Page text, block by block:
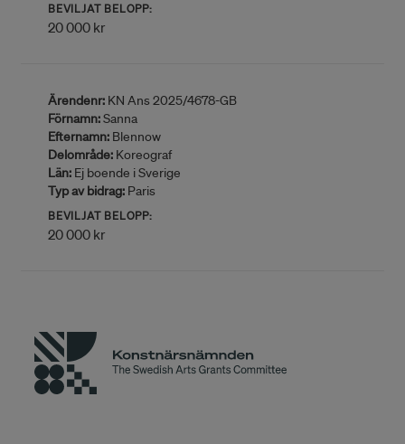
BEVILJAT BELOPP:
20 000 kr
Ärendenr: KN Ans 2025/4678-GB
Förnamn:Sanna
Efternamn: Blennow
Delområde: Koreograf
Län: Ej boende i Sverige
Typ av bidrag: Paris
BEVILJAT BELOPP:
20 000 kr